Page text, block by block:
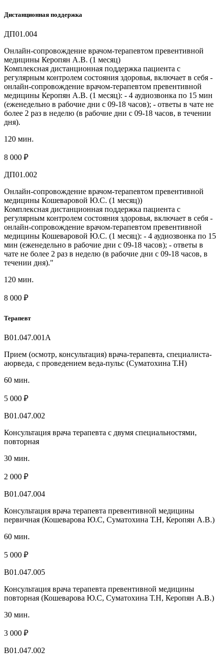
Дистанционная поддержка
ДП01.004
Онлайн-сопровождение врачом-терапевтом превентивной
медицины Керопян А.В. (1 месяц)
Комплексная дистанционная поддержка пациента с
регулярным контролем состояния здоровья, включает в себя -
онлайн-сопровождение врачом-терапевтом превентивной
медицины Керопян А.В. (1 месяц): - 4 аудиозвонка по 15 мин
(еженедельно в рабочие дни с 09-18 часов); - ответы в чате не
более 2 раз в неделю (в рабочие дни с 09-18 часов, в течении
дня).
120 мин.
8 000 ₽
ДП01.002
Онлайн-сопровождение врачом-терапевтом превентивной
медицины Кошеваровой Ю.С. (1 месяц))
Комплексная дистанционная поддержка пациента с
регулярным контролем состояния здоровья, включает в себя -
онлайн-сопровождение врачом-терапевтом превентивной
медицины Кошеваровой Ю.С. (1 месяц): - 4 аудиозвонка по 15
мин (еженедельно в рабочие дни с 09-18 часов); - ответы в
чате не более 2 раз в неделю (в рабочие дни с 09-18 часов, в
течении дня)."
120 мин.
8 000 ₽
Терапевт
В01.047.001А
Прием (осмотр, консультация) врача-терапевта, специалиста-
аюрведа, с проведением веда-пульс (Суматохина Т.Н)
60 мин.
5 000 ₽
B01.047.002
Консультация врача терапевта с двумя специальностями,
повторная
30 мин.
2 000 ₽
B01.047.004
Консультация врача терапевта превентивной медицины
первичная (Кошеварова Ю.С, Суматохина Т.Н, Керопян А.В.)
60 мин.
5 000 ₽
B01.047.005
Консультация врача терапевта превентивной медицины
повторная (Кошеварова Ю.С, Суматохина Т.Н, Керопян А.В.)
30 мин.
3 000 ₽
B01.047.002